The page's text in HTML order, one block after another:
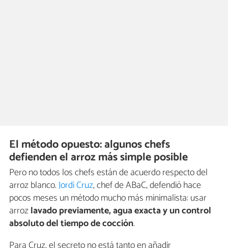
El método opuesto: algunos chefs
defienden el arroz más simple posible
Pero no todos los chefs están de acuerdo respecto del
arroz blanco.Jordi Cruz, chef de ABaC, defendió hace
pocos meses un método mucho más minimalista: usar
arrozlavado previamente, agua exacta y un control
absoluto del tiempo de cocción.